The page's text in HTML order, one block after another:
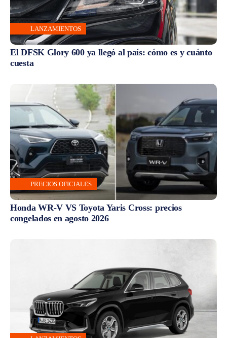
LANZAMIENTOS
El DFSK Glory 600 ya llegó al país: cómo es y cuánto
cuesta
PRECIOS OFICIALES
Honda WR-V VS Toyota Yaris Cross: precios
congelados en agosto 2026